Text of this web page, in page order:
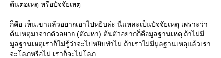
ต้นตอเหตุ หรือปัจจัยเหตุ
ก็คือ เห็นเขาแล้วอยากเอาไปหยิบล่ะ นี่แหละเป็นปัจจัยเหตุ เพราะว่า
ต้นเหตุมาจากตัวอยาก (ตัณหา) ต้นตัวอยากก็คือมูลฐานเหตุ ถ้าไม่มี
มูลฐานเหตุเราก็ไม่รู้ว่าจะไปหยิบทำไม ถ้าเราไม่มีมูลฐานเหตุแล้วเรา
จะโลภหรือไม่ เราก็จะไม่โลภ